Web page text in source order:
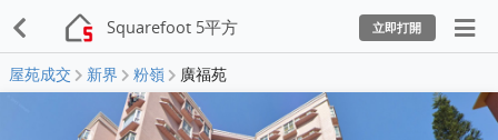
Squarefoot 5平方 立即打開
屋苑成交 新界 粉嶺 廣福苑